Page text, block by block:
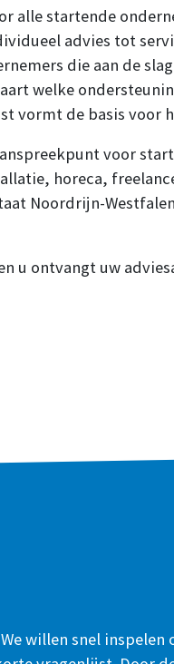
alle startende
advies tot
die aan de
welke
vormt de basis voor
aanspreekpunt voor
horeca,
Noordrijn-
u ontvangt uw
We willen snel inspelen